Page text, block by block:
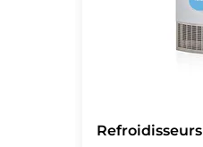
Refroidisseurs